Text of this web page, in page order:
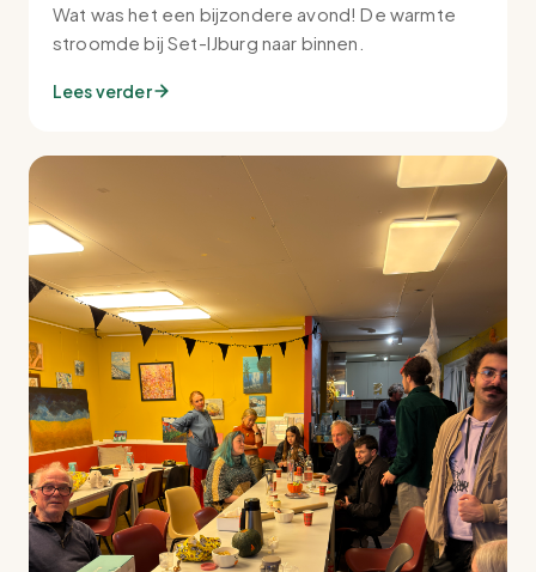
Wat was het een bijzondere avond! De warmte
stroomde bij Set-IJburg naar binnen.
Lees verder